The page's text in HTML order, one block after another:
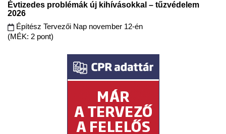
Évtizedes problémák új kihívásokkal – tűzvédelem
2026
Építész Tervezői Nap november 12-én
(MÉK: 2 pont)